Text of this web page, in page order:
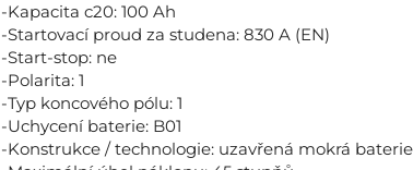
-Kapacita c20: 100 Ah
-Startovací proud za studena: 830 A (EN)
-Start-stop: ne
-Polarita: 1
-Typ koncového pólu: 1
-Uchycení baterie: B01
-Konstrukce / technologie: uzavřená mokrá